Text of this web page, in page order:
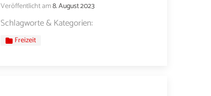
Veröffentlicht am8. August 2023
Schlagworte & Kategorien:
Freizeit